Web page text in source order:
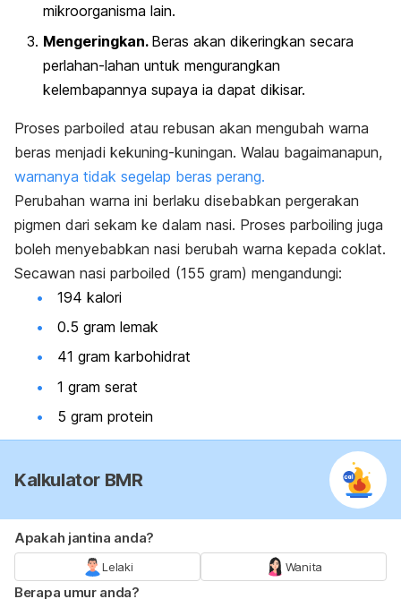
mikroorganisma lain.
Mengeringkan. Beras akan dikeringkan secara
perlahan-lahan untuk mengurangkan
kelembapannya supaya ia dapat dikisar.
Proses parboiled atau rebusan akan mengubah warna
beras menjadi kekuning-kuningan. Walau bagaimanapun,
warnanya tidak segelap beras perang.
Perubahan warna ini berlaku disebabkan pergerakan
pigmen dari sekam ke dalam nasi. Proses parboiling juga
boleh menyebabkan nasi berubah warna kepada coklat.
Secawan nasi parboiled (155 gram) mengandungi:
194 kalori
0.5 gram lemak
41 gram karbohidrat
1 gram serat
5 gram protein
Kalkulator BMR
Apakah jantina anda?
Lelaki Wanita
Berapa umur anda?